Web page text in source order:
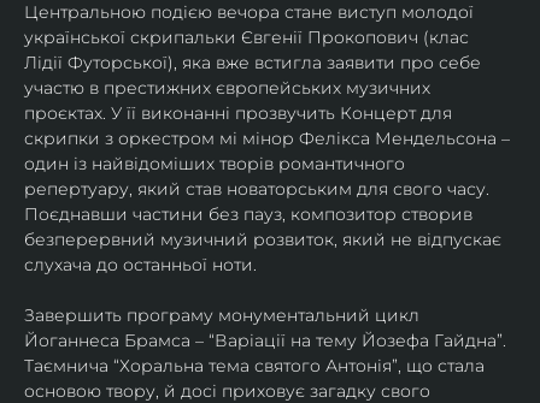
Центральною подією вечора стане виступ молодої
української скрипальки Євгенії Прокопович (клас
Лідії Футорської), яка вже встигла заявити про себе
участю в престижних європейських музичних
проєктах. У її виконанні прозвучить Концерт для
скрипки з оркестром мі мінор Фелікса Мендельсона –
один із найвідоміших творів романтичного
репертуару, який став новаторським для свого часу.
Поєднавши частини без пауз, композитор створив
безперервний музичний розвиток, який не відпускає
слухача до останньої ноти.
Завершить програму монументальний цикл
Йоганнеса Брамса – “Варіації на тему Йозефа Гайдна”.
Таємнича “Хоральна тема святого Антонія”, що стала
основою твору, й досі приховує загадку свого